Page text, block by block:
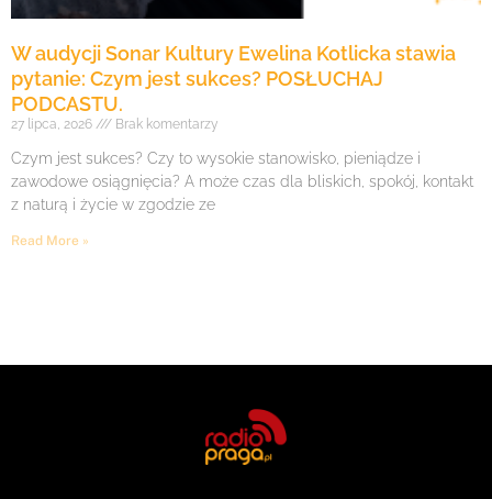
W audycji Sonar Kultury Ewelina Kotlicka stawia
pytanie: Czym jest sukces? POSŁUCHAJ
PODCASTU.
27 lipca, 2026 Brak komentarzy
Czym jest sukces? Czy to wysokie stanowisko, pieniądze i
zawodowe osiągnięcia? A może czas dla bliskich, spokój, kontakt
z naturą i życie w zgodzie ze
Read More »